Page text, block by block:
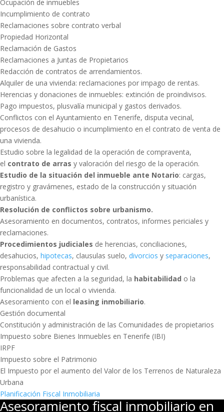
Ocupación de inmuebles
Incumplimiento de contrato
Reclamaciones sobre contrato verbal
Propiedad Horizontal
Reclamación de Gastos
Reclamaciones a Juntas de Propietarios
Redacción de contratos de arrendamientos.
Alquiler de una vivienda: reclamaciones por impago de rentas.
Herencias y donaciones de inmuebles: extinción de proindivisos.
Pago impuestos, plusvalía municipal y gastos derivados.
Conflictos con el Ayuntamiento en Tenerife, disputa vecinal,
procesos de desahucio o incumplimiento en el contrato de venta de
una vivienda.
Estudio sobre la legalidad de la operación de compraventa,
el contrato de arras y valoración del riesgo de la operación.
Estudio de la situación del inmueble ante Notario: cargas,
registro y gravámenes, estado de la construcción y situación
urbanística.
Resolución de conflictos sobre urbanismo.
Asesoramiento en documentos, contratos, informes periciales y
reclamaciones.
Procedimientos judiciales de herencias, conciliaciones,
desahucios, hipotecas, clausulas suelo, divorcios y separaciones,
responsabilidad contractual y civil.
Problemas que afecten a la seguridad, la habitabilidad o la
funcionalidad de un local o vivienda.
Asesoramiento con el leasing inmobiliario.
Gestión documental
Constitución y administración de las Comunidades de propietarios
Impuesto sobre Bienes Inmuebles en Tenerife (IBI)
IRPF
Impuesto sobre el Patrimonio
El Impuesto por el aumento del Valor de los Terrenos de Naturaleza
Urbana
Planificación Fiscal Inmobiliaria
Asesoramiento fiscal inmobiliario en